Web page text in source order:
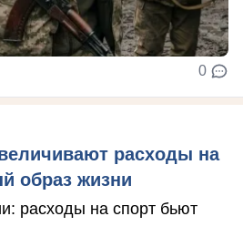
0
расходы на
образ жизни
расходы на спорт бьют